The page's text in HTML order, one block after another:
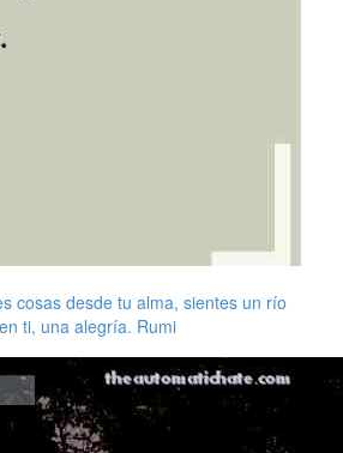
cosas desde tu alma, sientes un río
ti, una alegría. Rumi